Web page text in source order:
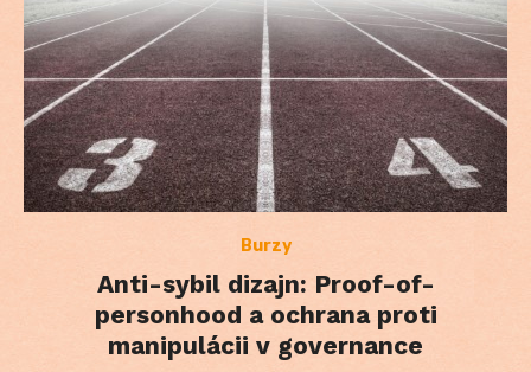
Burzy
Anti-sybil dizajn: Proof-of-
personhood a ochrana proti
manipulácii v governance